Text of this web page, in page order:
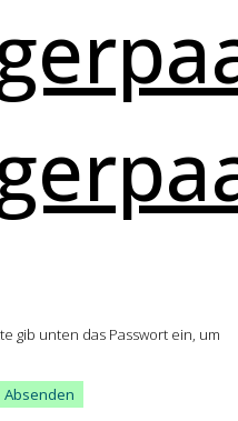
gib unten das Passwort ein, um